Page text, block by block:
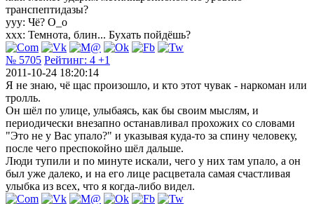
транспептидазы?
yyy: Чё? О_о
xxx: Темнота, блин... Бухать пойдёшь?
№ 5705 Рейтинг: 4 +1
2011-10-24 18:20:14
Я не знаю, чё щас произошло, и кто этот чувак - наркоман или
тролль.
Он шёл по улице, улыбаясь, как бы своим мыслям, и
периодически внезапно останавливал прохожих со словами
"Это не у Вас упало?" и указывая куда-то за спину человеку,
после чего преспокойно шёл дальше.
Люди тупили и по минуте искали, чего у них там упало, а он
был уже далеко, и на его лице расцветала самая счастливая
улыбка из всех, что я когда-либо видел.